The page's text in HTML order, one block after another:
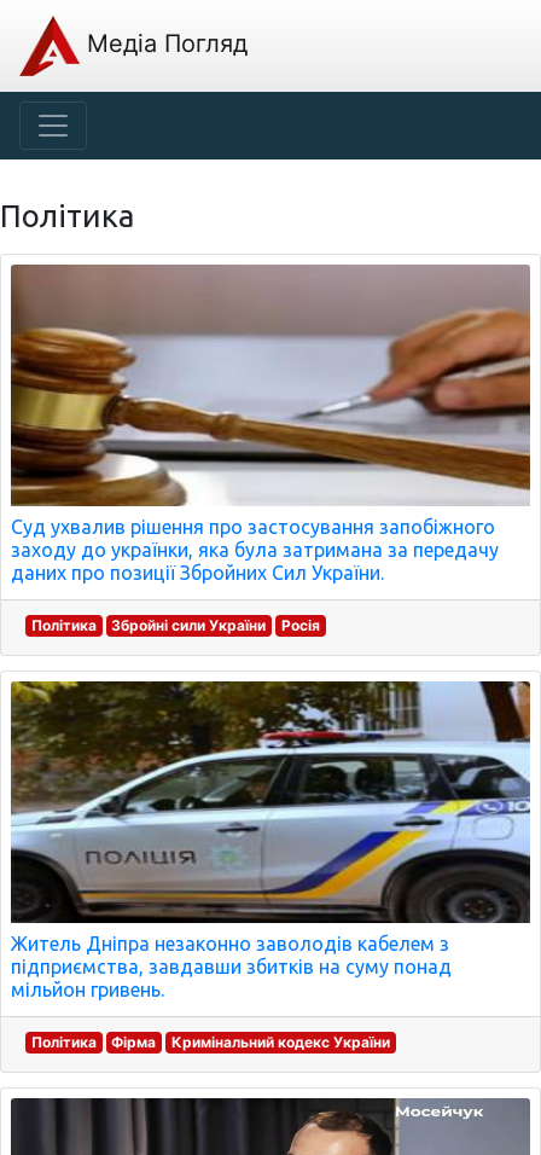
Медіа Погляд
Політика
Суд ухвалив рішення про застосування запобіжного
заходу до українки, яка була затримана за передачу
даних про позиції Збройних Сил України.
Політика Збройні сили України Росія
Житель Дніпра незаконно заволодів кабелем з
підприємства, завдавши збитків на суму понад
мільйон гривень.
Політика Фірма Кримінальний кодекс України